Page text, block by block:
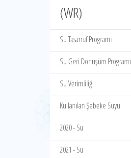
(WR)
Su Tasarruf Programı
Su Geri Dönüşüm Programı
Su Verimliliği
Kullanılan Şebeke Suyu
2020 - Su
2021 - Su